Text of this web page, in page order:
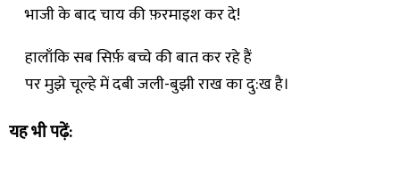
भाजी के बाद चाय की फ़रमाइश कर दे!
हालाँकि सब सिर्फ़ बच्चे की बात कर रहे हैं
पर मुझे चूल्हे में दबी जली-बुझी राख का दु:ख है।
यह भी पढ़ें: